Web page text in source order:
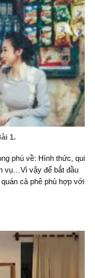
1.
phú về: Hình thức, qui
vụ…Vì vậy để bắt đầu
cà phê phù hợp với